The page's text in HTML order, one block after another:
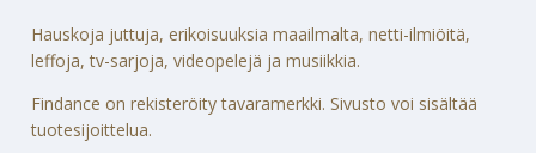
Hauskoja juttuja, erikoisuuksia maailmalta, netti-ilmiöitä,
leffoja, tv-sarjoja, videopelejä ja musiikkia.
Findance on rekisteröity tavaramerkki. Sivusto voi sisältää
tuotesijoittelua.